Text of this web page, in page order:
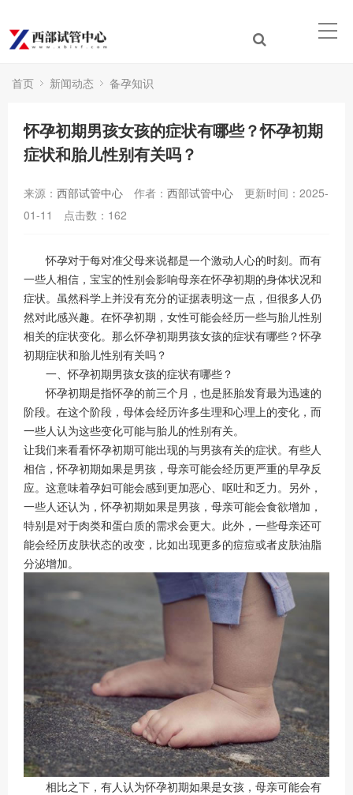
首页 新闻动态 备孕知识
怀孕初期男孩女孩的症状有哪些？怀孕初期
症状和胎儿性别有关吗？
来源： 西部试管中心 作者： 西部试管中心
更新时间：2025-
01-11
点击数： 162
怀孕对于每对准父母来说都是一个激动人心的时刻。而有
一些人相信，宝宝的性别会影响母亲在怀孕初期的身体状况和
症状。虽然科学上并没有充分的证据表明这一点，但很多人仍
然对此感兴趣。在怀孕初期，女性可能会经历一些与胎儿性别
相关的症状变化。那么怀孕初期男孩女孩的症状有哪些？怀孕
初期症状和胎儿性别有关吗？
一、怀孕初期男孩女孩的症状有哪些？
怀孕初期是指怀孕的前三个月，也是胚胎发育最为迅速的
阶段。在这个阶段，母体会经历许多生理和心理上的变化，而
一些人认为这些变化可能与胎儿的性别有关。
让我们来看看怀孕初期可能出现的与男孩有关的症状。有些人
相信，怀孕初期如果是男孩，母亲可能会经历更严重的早孕反
应。这意味着孕妇可能会感到更加恶心、呕吐和乏力。另外，
一些人还认为，怀孕初期如果是男孩，母亲可能会食欲增加，
特别是对于肉类和蛋白质的需求会更大。此外，一些母亲还可
能会经历皮肤状态的改变，比如出现更多的痘痘或者皮肤油脂
分泌增加。
相比之下，有人认为怀孕初期如果是女孩，母亲可能会有